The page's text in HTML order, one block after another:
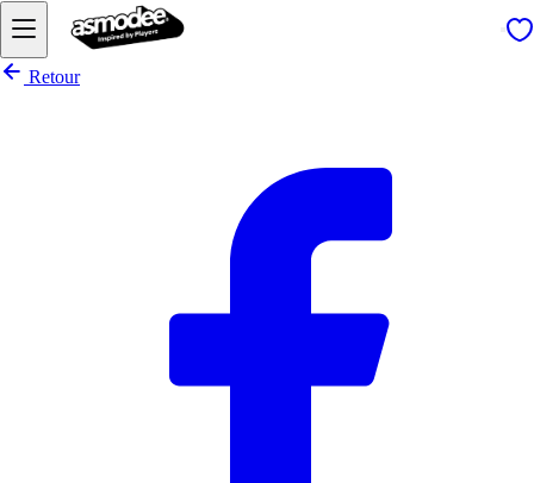
Retour